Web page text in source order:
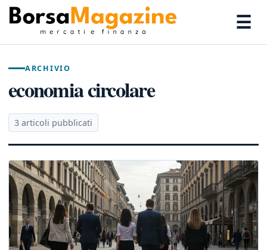
☰
ARCHIVIO
economia circolare
3 articoli pubblicati